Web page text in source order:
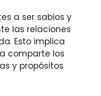
a ser sabios y
las relaciones
Esto implica
comparte los
y propósitos